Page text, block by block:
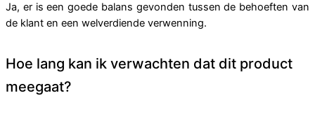
Ja, er is een goede balans gevonden tussen de behoeften van
de klant en een welverdiende verwenning.
Hoe lang kan ik verwachten dat dit product
meegaat?